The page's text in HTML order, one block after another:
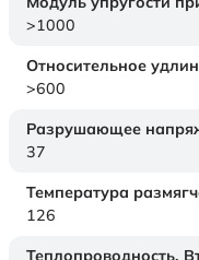
>1000
Относительное
>600
Разрушающее
37
Температура
126